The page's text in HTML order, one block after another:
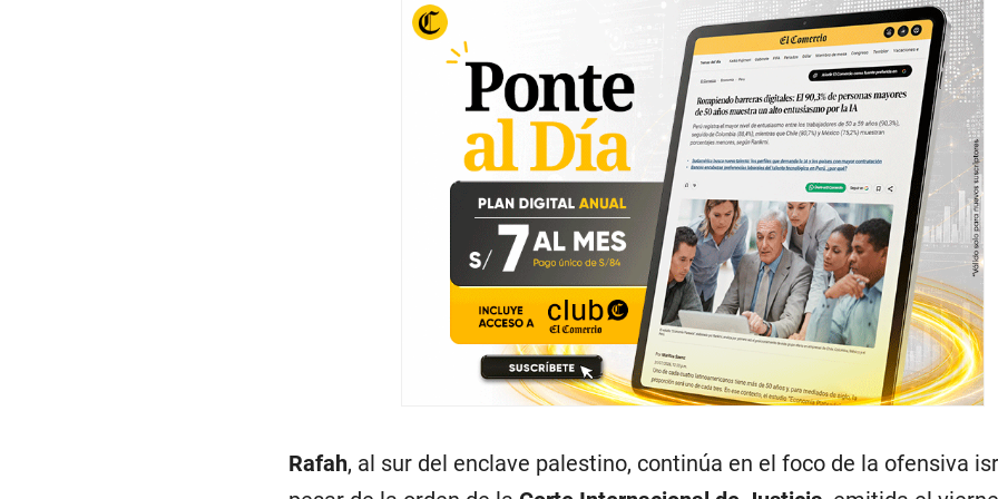
Rafah, al sur del enclave palestino, continúa en el foco de la ofensiva